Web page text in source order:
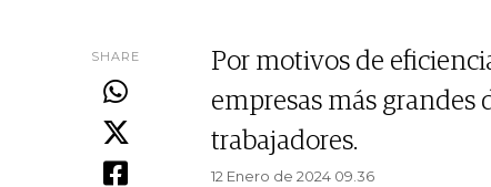
SHARE
Por motivos de
empresas más grandes
trabajadores.
12 Enero de 2024 09.36